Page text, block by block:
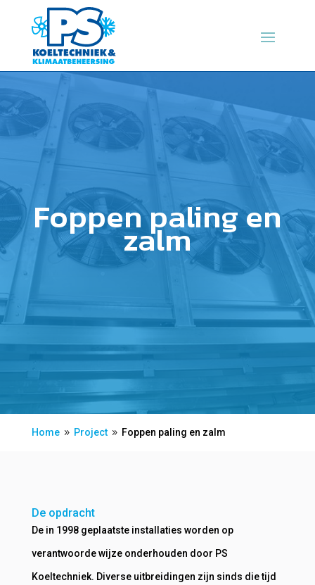
Foppen paling en
zalm
Home 9 Project 9 Foppen paling en zalm
De opdracht
De in 1998 geplaatste installaties worden op
verantwoorde wijze onderhouden door PS
Koeltechniek. Diverse uitbreidingen zijn sinds die tijd